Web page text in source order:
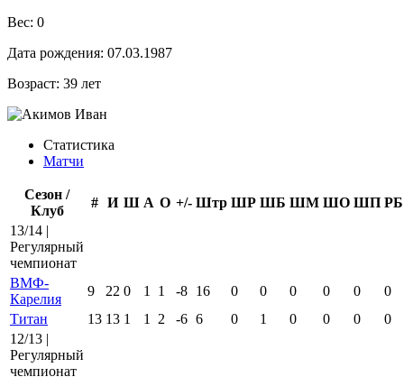
Вес: 0
Дата рождения: 07.03.1987
Возраст: 39 лет
Статистика
Матчи
Сезон /
Клуб
# И Ш А О +/- Штр ШР ШБ ШМ ШО ШП РБ
13/14 |
Регулярный
чемпионат
ВМФ-
Карелия
9 22 0 1 1 -8 16 0 0 0 0 0
0
Титан
13 13 1 1 2 -6 6 0 1 0 0 0
0
12/13 |
Регулярный
чемпионат